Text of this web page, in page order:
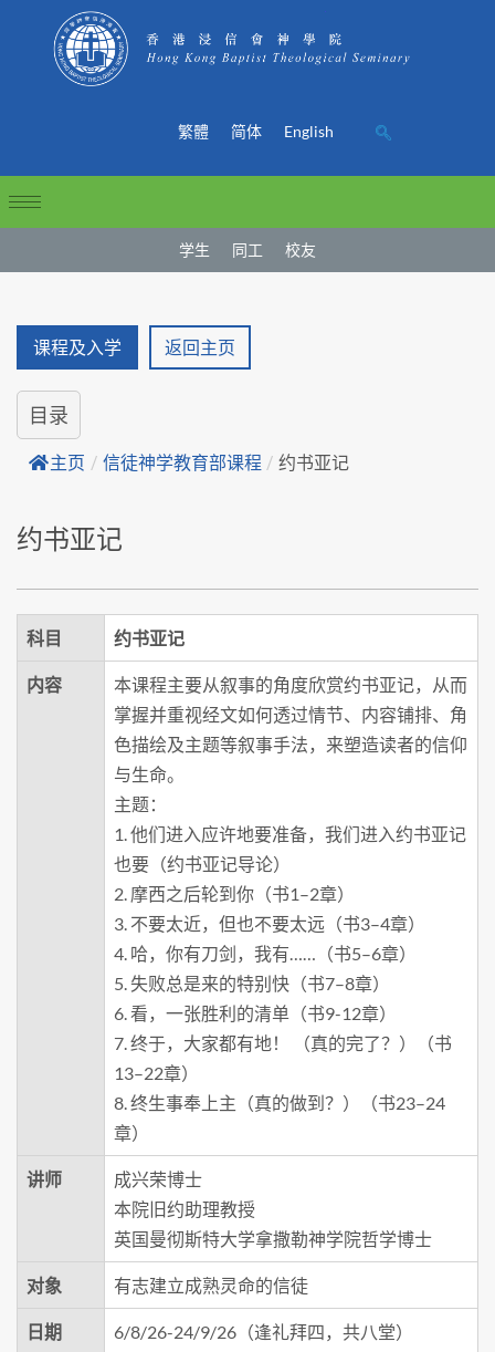
繁體 简体 English
学生 同工 校友
课程及入学 返回主页
目录
主页 / 信徒神学教育部课程 / 约书亚记
约书亚记
科目 约书亚记
内容
本课程主要从叙事的角度欣赏约书亚记，从而
掌握并重视经文如何透过情节、内容铺排、角
色描绘及主题等叙事手法，来塑造读者的信仰
与生命。
主题：
1. 他们进入应许地要准备，我们进入约书亚记
也要（约书亚记导论）
2. 摩西之后轮到你（书1–2章）
3. 不要太近，但也不要太远（书3–4章）
4. 哈，你有刀剑，我有……（书5–6章）
5. 失败总是来的特别快（书7–8章）
6. 看，一张胜利的清单（书9-12章）
7. 终于，大家都有地！ （真的完了？）（书
13–22章）
8. 终生事奉上主（真的做到？）（书23–24
章）
讲师
成兴荣博士
本院旧约助理教授
英国曼彻斯特大学拿撒勒神学院哲学博士
对象 有志建立成熟灵命的信徒
日期 6/8/26-24/9/26（逢礼拜四，共八堂）